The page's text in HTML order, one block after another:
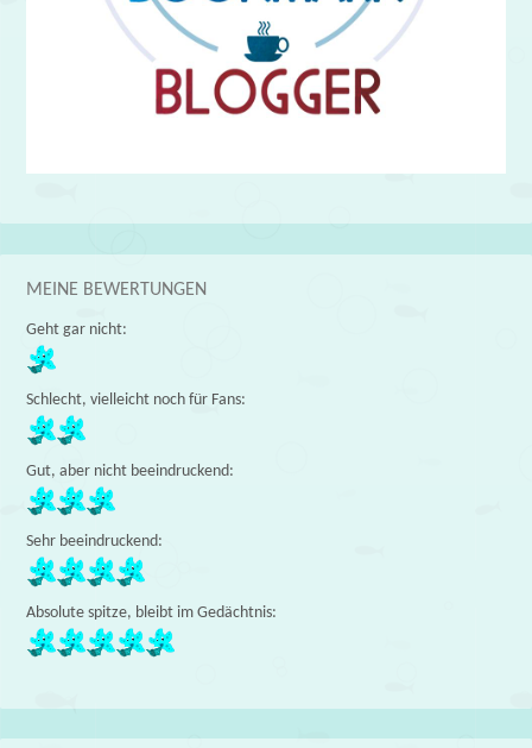
MEINE BEWERTUNGEN
Geht gar nicht:
Schlecht, vielleicht noch für Fans:
Gut, aber nicht beeindruckend:
Sehr beeindruckend:
Absolute spitze, bleibt im Gedächtnis: